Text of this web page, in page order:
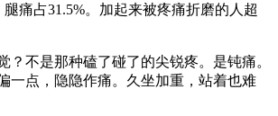
痛占31.5%。加起来被疼痛折磨的人超
不是那种磕了碰了的尖锐疼。是钝痛。
一点，隐隐作痛。久坐加重，站着也难